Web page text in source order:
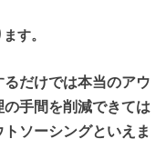
す。
だけでは本当のアウ
の手間を削減できては
ソーシングといえま